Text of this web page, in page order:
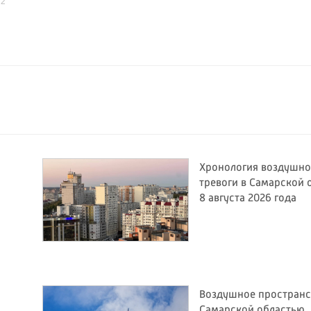
Хронология
тревоги в Самарской
8 августа 2026 года
Воздушное